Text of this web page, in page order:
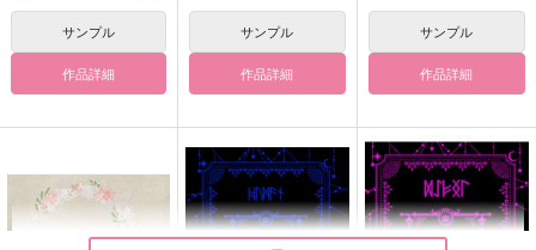
サンプル
作品詳細
サンプル
作品詳細
サンプル
作品詳細